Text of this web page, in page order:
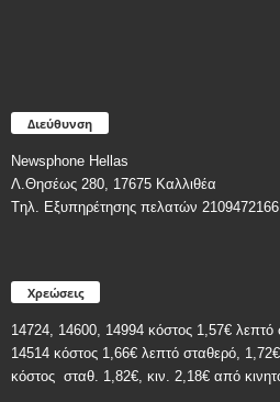
Διεύθυνση
Newsphone Hellas
Λ.Θησέως 280, 17675 Καλλιθέα
Tηλ. Εξυπηρέτησης πελατών 2109472166
Χρεώσεις
14724, 14600, 14994 κόστος 1,57€ λεπτό
14514 κόστος 1,66€ λεπτό σταθερό,
κόστος σταθ. 1,82€, κιν. 2,18€ από